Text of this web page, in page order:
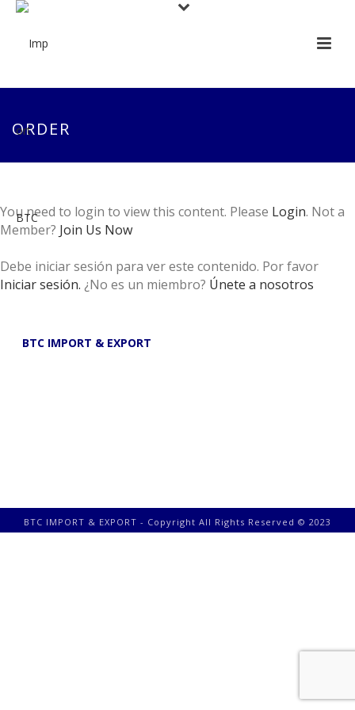
ORDER
You need to login to view this content. Please Login. Not a
Member? Join Us Now
Debe iniciar sesión para ver este contenido. Por favor
Iniciar sesión. ¿No es un miembro? Únete a nosotros
BTC IMPORT & EXPORT
BTC IMPORT & EXPORT - Copyright All Rights Reserved © 2023